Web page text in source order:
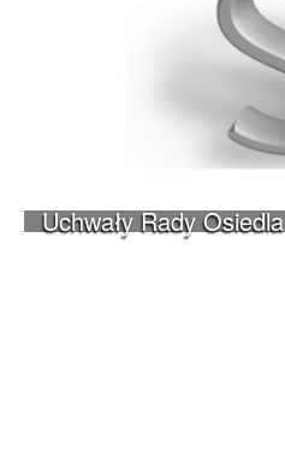
Uchwały Rady Osiedla